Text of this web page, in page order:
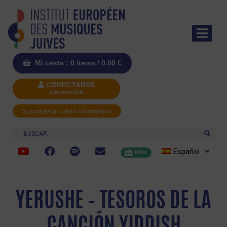
Mi cesta : 0 items / 0.00 €
CONECTARSE
INSCRIPCIÓN
Suscríbete al boletín informativo
Buscar
MRJ Español
YERUSHE – TESOROS DE LA